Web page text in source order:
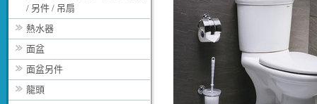
/ 另件 / 吊扇
熱水器
面盆
面盆另件
龍頭